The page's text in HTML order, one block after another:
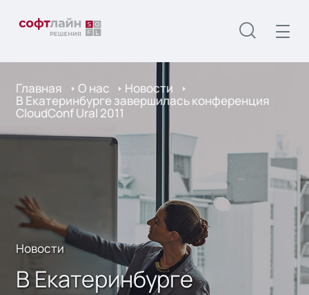
Главная О нас Новости
В Екатеринбурге завершилась конференция
CloudConf Ural 2011
Новости
В Екатеринбурге